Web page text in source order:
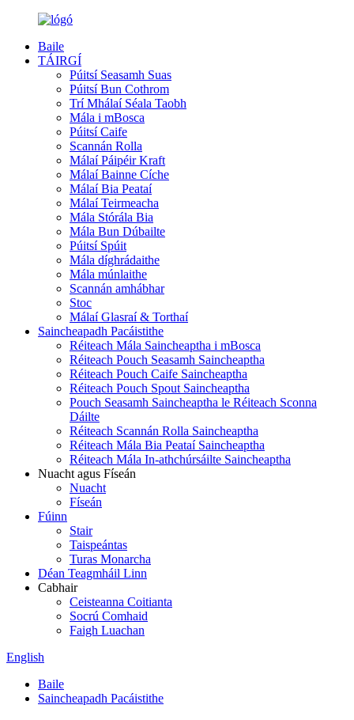
Baile
TÁIRGÍ
Púitsí Seasamh Suas
Púitsí Bun Cothrom
Trí Mhálaí Séala Taobh
Mála i mBosca
Púitsí Caife
Scannán Rolla
Málaí Páipéir Kraft
Málaí Bainne Cíche
Málaí Bia Peataí
Málaí Teirmeacha
Mála Stórála Bia
Mála Bun Dúbailte
Púitsí Spúit
Mála díghrádaithe
Mála múnlaithe
Scannán amhábhar
Stoc
Málaí Glasraí & Torthaí
Saincheapadh Pacáistithe
Réiteach Mála Saincheaptha i mBosca
Réiteach Pouch Seasamh Saincheaptha
Réiteach Pouch Caife Saincheaptha
Réiteach Pouch Spout Saincheaptha
Pouch Seasamh Saincheaptha le Réiteach Sconna
Dáilte
Réiteach Scannán Rolla Saincheaptha
Réiteach Mála Bia Peataí Saincheaptha
Réiteach Mála In-athchúrsáilte Saincheaptha
Nuacht agus Físeán
Nuacht
Físeán
Fúinn
Stair
Taispeántas
Turas Monarcha
Déan Teagmháil Linn
Cabhair
Ceisteanna Coitianta
Socrú Comhaid
Faigh Luachan
English
Baile
Saincheapadh Pacáistithe